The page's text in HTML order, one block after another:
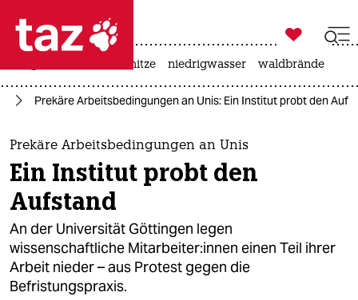
 taz zahl ich
taz zahl ich
themen
politik
öko
gesellschaft
kultur

taz zahl ich
hitze niedrigwasser waldbrände
Prekäre Arbeitsbedingungen an Unis: Ein Institut probt den
Prekäre Arbeitsbedingungen an Unis
Ein Institut probt den
Aufstand
An der Universität Göttingen legen
wissenschaftliche Mit­ar­bei­te­r:in­nen einen Teil ihrer
Arbeit nieder – aus Protest gegen die
Befristungspraxis.